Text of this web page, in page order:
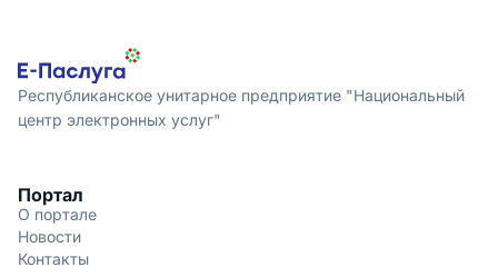
Республиканское унитарное предприятие "Национальный
центр электронных услуг"
Портал
О портале
Новости
Контакты